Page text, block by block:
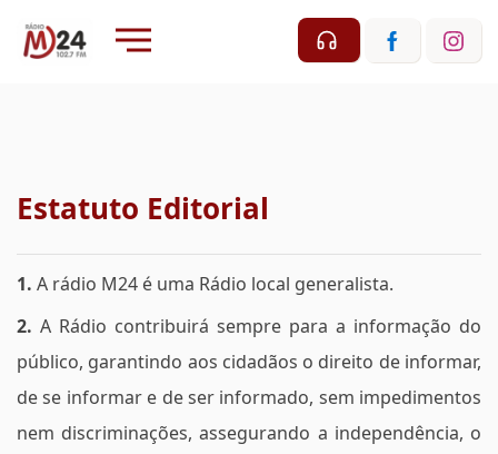
Estatuto Editorial
1. A rádio M24 é uma Rádio local generalista.
2. A Rádio contribuirá sempre para a informação do
público, garantindo aos cidadãos o direito de informar,
de se informar e de ser informado, sem impedimentos
nem discriminações, assegurando a independência, o